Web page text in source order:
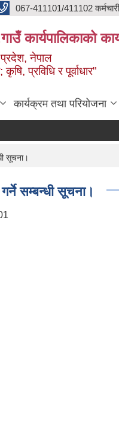
067-411101/411102
कार्यपालिकाको
नेपाल
प्रविधि र पूर्वाधार"
कार्यक्रम तथा परियोजना
सूचना।
सम्बन्धी सूचना।